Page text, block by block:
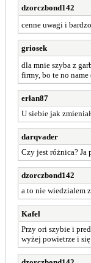
dzorczbond142
cenne uwagi i
griosek
dla mnie szyba z
firmy, bo te no name
erłan87
U siebie jak
darqvader
Czy jest różnica? Ja
dzorczbond142
a to nie wiedzialem
Kafel
Przy ori szybie i
wyżej powietrze i